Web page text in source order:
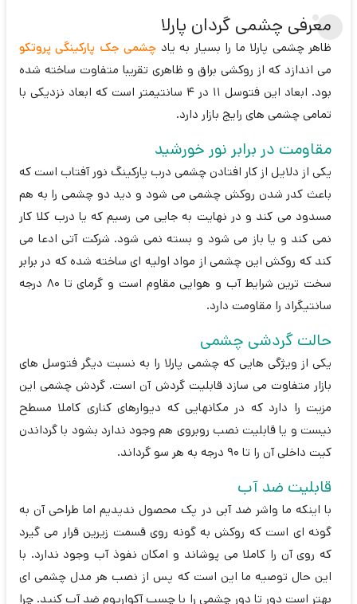
معرفی چشمی گردان پارلا
ظاهر چشمی پارلا ما را بسیار به یاد چشمی جک پارکینگی پروتکو
می اندازد که از روکشی براق و ظاهری تقریبا متفاوت ساخته شده
بود. ابعاد این فتوسل 11 در 4 سانتیمتر است که ابعاد نزدیکی با
تمامی چشمی های رایج بازار دارد.
مقاومت در برابر نور خورشید
یکی از دلایل از کار افتادن چشمی درب پارکینگ نور آفتاب است که
باعث کدر شدن روکش چشمی می شود و دید دو چشمی را به هم
مسدود می کند و در نهایت به جایی می رسیم که یا درب کلا کار
نمی کند و یا باز می شود و بسته نمی شود. شرکت آتی ادعا می
کند که روکش این چشمی از مواد اولیه ای ساخته شده که در برابر
سخت ترین شرایط آب و هوایی مقاوم است و گرمای تا 80 درجه
سانتیگراد را مقاومت دارد.
حالت گردشی چشمی
یکی از ویژگی هایی که چشمی پارلا را به نسبت دیگر فتوسل های
بازار متفاوت می سازد قابلیت گردش آن است. گردش چشمی این
مزیت را دارد که در مکانهایی که دیوارهای کناری کاملا مسطح
نیست و یا قابلیت نصب روبروی هم وجود ندارد بشود با گرداندن
کیت داخلی آن را تا 90 درجه به هر سو گرداند.
قابلیت ضد آب
با اینکه ما واشر ضد آبی در پک محصول ندیدیم اما طراحی آن به
گونه ای است که روکش به گونه روی قسمت زیرین قرار می گیرد
که روی آن را کاملا می پوشاند و امکان نفوذ آب وجود ندارد. با
این حال توصیه ما این است که پس از نصب هر مدل چشمی ای
بهتر است دور تا دور چشمی را با چسب آکواریوم ضد آب کنید. چرا